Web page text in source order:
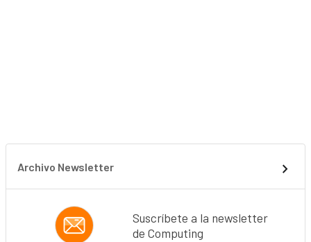
Archivo Newsletter
Suscríbete a la newsletter
de Computing